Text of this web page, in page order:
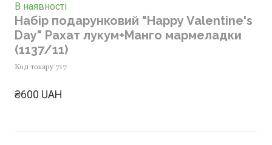
В наявності
Набір подарунковий "Happy Valentine's
Day" Рахат лукум+Манго мармеладки
(1137/11)
Код товару 717
₴600 UAH